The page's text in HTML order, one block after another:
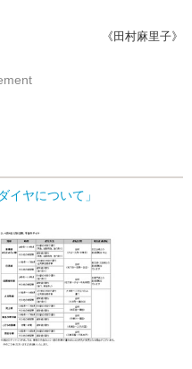
《田村麻里子》
イヤについて」